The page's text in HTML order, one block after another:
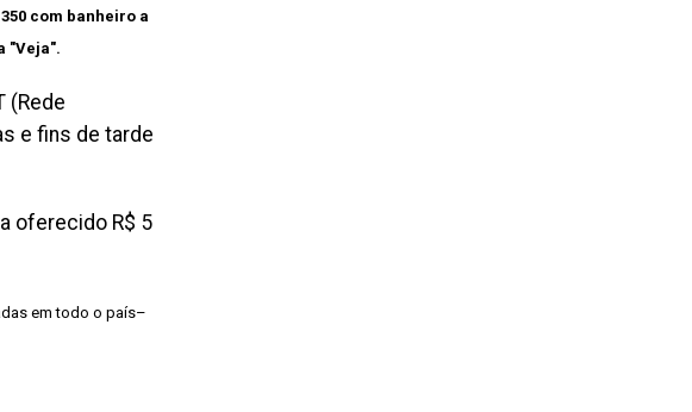
com banheiro a
"Veja".
(Rede
e fins de tarde
oferecido R$ 5
em todo o país–